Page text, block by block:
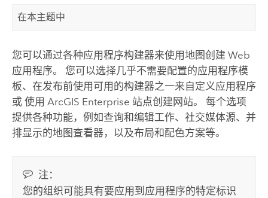
在本主题中
您可以通过各种应用程序构建器来使用地图创建 Web
应用程序。 您可以选择几乎不需要配置的应用程序模
板、在发布前使用可用的构建器之一来自定义应用程序
或 使用 ArcGIS Enterprise 站点创建网站。 每个选项
提供各种功能，例如查询和编辑工作、社交媒体源、并
排显示的地图查看器，以及布局和配色方案等。
注：
您的组织可能具有要应用到应用程序的特定标识